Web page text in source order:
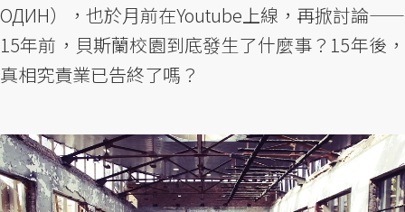
ОДИН），也於月前在Youtube上線，再掀討論——
15年前，貝斯蘭校園到底發生了什麼事？15年後，
真相究責業已告終了嗎？